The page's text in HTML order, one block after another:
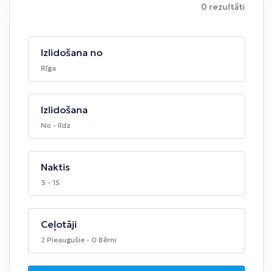
0 rezultāti
Izlidošana no
Rīga
Izlidošana
No - līdz
Naktis
3 - 15
Ceļotāji
2 Pieaugušie - 0 Bērni